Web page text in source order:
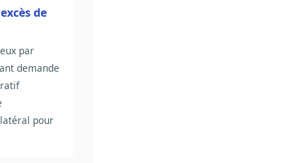
de
par
demande
pour